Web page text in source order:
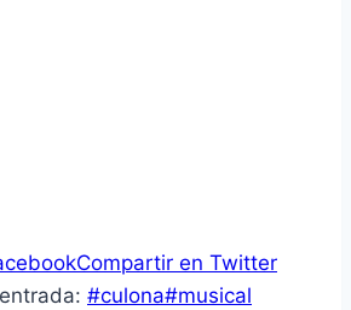
Compartir en Twitter
#culona#musical